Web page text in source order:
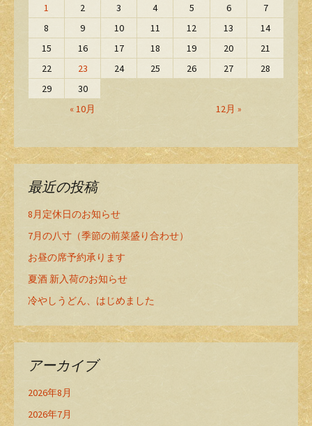
« 10月 12月 »
1 2 3 4 5 6
7
8
9 10 11 12 13
14
15
16 17 18 19 20
21
22
23 24 25 26 27
28
29
30
最近の投稿
8月定休日のお知らせ
7月の八寸（季節の前菜盛り合わせ）
お昼の席予約承ります
夏酒 新入荷のお知らせ
冷やしうどん、はじめました
アーカイブ
2026年8月
2026年7月